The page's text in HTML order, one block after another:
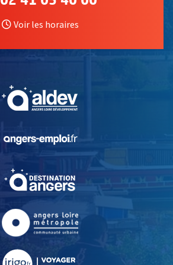
Voir les horaires
, Ouvre une nouvelle
, Ouvre une nouvelle